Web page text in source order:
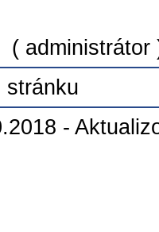
( administrátor
stránku
-